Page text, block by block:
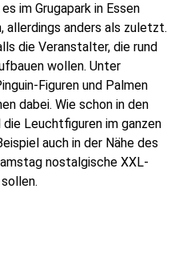
im Grugapark in Essen
allerdings anders als zuletzt.
die Veranstalter, die rund
wollen. Unter
Figuren und Palmen
dabei. Wie schon in den
Leuchtfiguren im ganzen
auch in der Nähe des
nostalgische XXL-